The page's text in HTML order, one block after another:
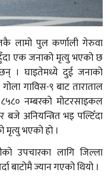
लामो पुल कर्णाली गेरुवा
एक जनाको मृत्यु भएको छ
। घाइतेमध्ये दुई जनाको
गाविस-९ बाट ताराताल
नम्बरको मोटरसाइकल
बजे अनियन्त्रित भइ पल्टिँदा
मृत्यु भएको हो ।
उपचारका लागि जिल्ला
बाटोमै ज्यान गएको थियो ।